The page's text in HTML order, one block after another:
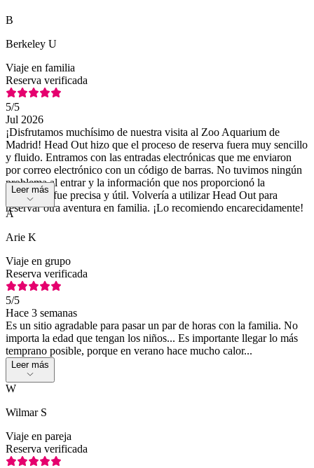
B
Berkeley U
Viaje en familia
Reserva verificada
5/5
Jul 2026
¡Disfrutamos muchísimo de nuestra visita al Zoo Aquarium de
Madrid! Head Out hizo que el proceso de reserva fuera muy sencillo
y fluido. Entramos con las entradas electrónicas que me enviaron
por correo electrónico con un código de barras. No tuvimos ningún
problema al entrar y la información que nos proporcionó la
aplicación fue precisa y útil. Volvería a utilizar Head Out para
reservar otra aventura en familia. ¡Lo recomiendo encarecidamente!
Leer más
A
Arie K
Viaje en grupo
Reserva verificada
5/5
Hace 3 semanas
Es un sitio agradable para pasar un par de horas con la familia. No
importa la edad que tengan los niños... Es importante llegar lo más
temprano posible, porque en verano hace mucho calor...
Leer más
W
Wilmar S
Viaje en pareja
Reserva verificada